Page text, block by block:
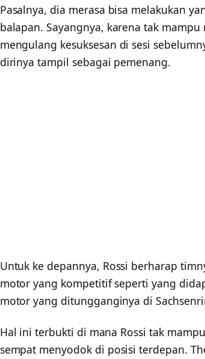
Pasalnya, dia merasa bisa melakukan
balapan. Sayangnya, karena tak
mengulang kesuksesan di sesi
dirinya tampil sebagai pemenang.
Untuk ke depannya, Rossi berharap
motor yang kompetitif seperti yang
motor yang ditungganginya di
Hal ini terbukti di mana Rossi tak
sempat menyodok di posisi terdepan.